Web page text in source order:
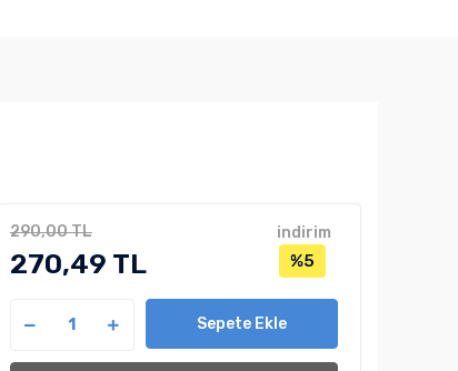
290,00 TL
270,49 TL
indirim
%5
Sepete Ekle